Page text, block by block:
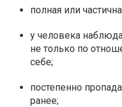
полная или
у человека
не только по
себе;
постепенно
ранее;